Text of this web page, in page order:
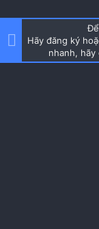
Hãy đăng ký
nhanh, hãy